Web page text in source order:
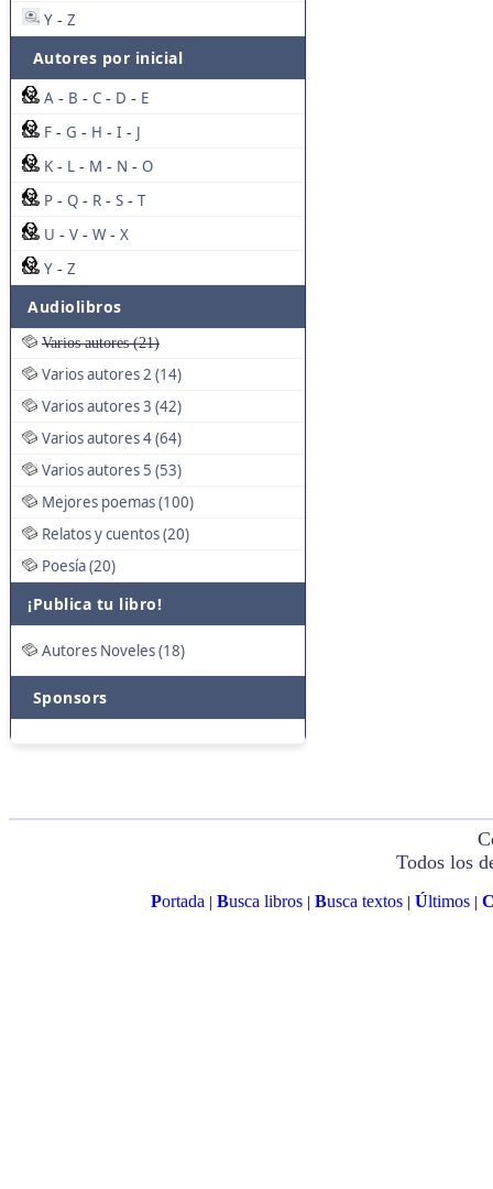
Y - Z
Autores por inicial
A - B - C - D - E
F - G - H - I - J
K - L - M - N - O
P - Q - R - S - T
U - V - W - X
Y - Z
Audiolibros
Varios autores (21)
Varios autores 2 (14)
Varios autores 3 (42)
Varios autores 4 (64)
Varios autores 5 (53)
Mejores poemas (100)
Relatos y cuentos (20)
Poesía (20)
¡Publica tu libro!
Autores Noveles (18)
Sponsors
Todos los
Portada| Busca libros| Busca textos| Últimos|